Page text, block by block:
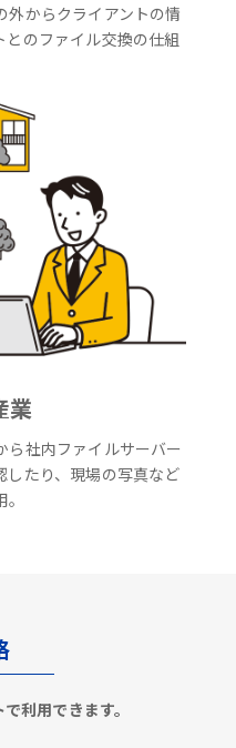
外からクライアントの情
のファイル交換の仕組
業
ら社内ファイルサーバー
したり、現場の写真など
利用できます。